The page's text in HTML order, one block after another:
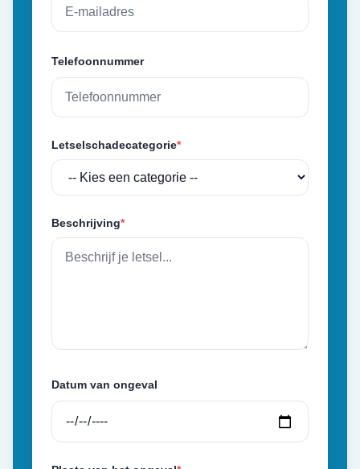
Telefoonnummer
Letselschadecategorie*
Beschrijving*
Datum van ongeval